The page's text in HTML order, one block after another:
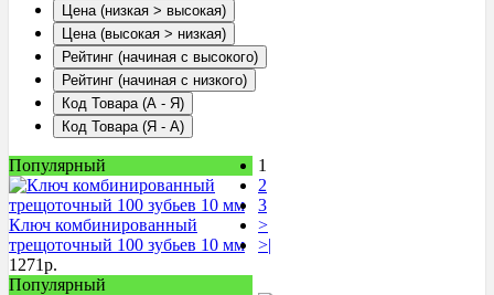
Цена (низкая > высокая)
Цена (высокая > низкая)
Рейтинг (начиная с высокого)
Рейтинг (начиная с низкого)
Код Товара (А - Я)
Код Товара (Я - А)
Популярный
Ключ комбинированный
трещоточный 100 зубьев 10 мм
1271р.
Популярный
1
2
3
>
>|